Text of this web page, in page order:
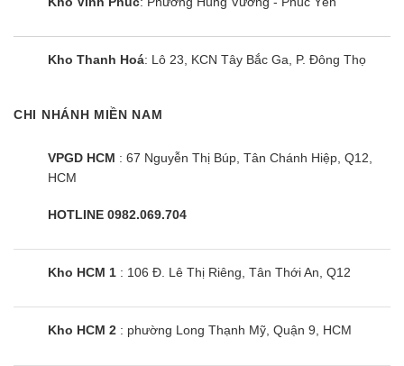
Kho Thanh Hoá: Lô 23, KCN Tây Bắc Ga, P. Đông Thọ
CHI NHÁNH MIỀN NAM
VPGD HCM : 67 Nguyễn Thị Búp, Tân Chánh Hiệp, Q12,
HCM
HOTLINE 0982.069.704
Kho HCM 1 : 106 Đ. Lê Thị Riêng, Tân Thới An, Q12
Kho HCM 2 : phường Long Thạnh Mỹ, Quận 9, HCM